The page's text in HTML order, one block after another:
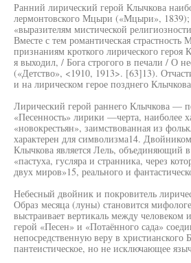
Ранний лирический герой Клычкова
лермонтовского Мцыри («Мцыри», 1839);
«выразителям мистической
Вместе с тем романтическая
признаниям кроткого лирического
я выходил, / Бога строгого в печали / О
(«Детство», <1910, 1913>. [63]13).
и на лирическом герое позднего
Лирический герой раннего Клычкова —
«Песенность» лирики —черта, наиболее
«новокрестьян», заимствованная из
характерен для символизма14.
Клычкова является Лель, объединяющий
«пастуха, гусляра и странника, через
двух миров»15, реального и
Небесный двойник и покровитель
Образ месяца (луны) становится
выстраивает вертикаль между
герой «Песен» и «Потаённого сада»
непосредственную веру в
пантеистическое, но не исключающее